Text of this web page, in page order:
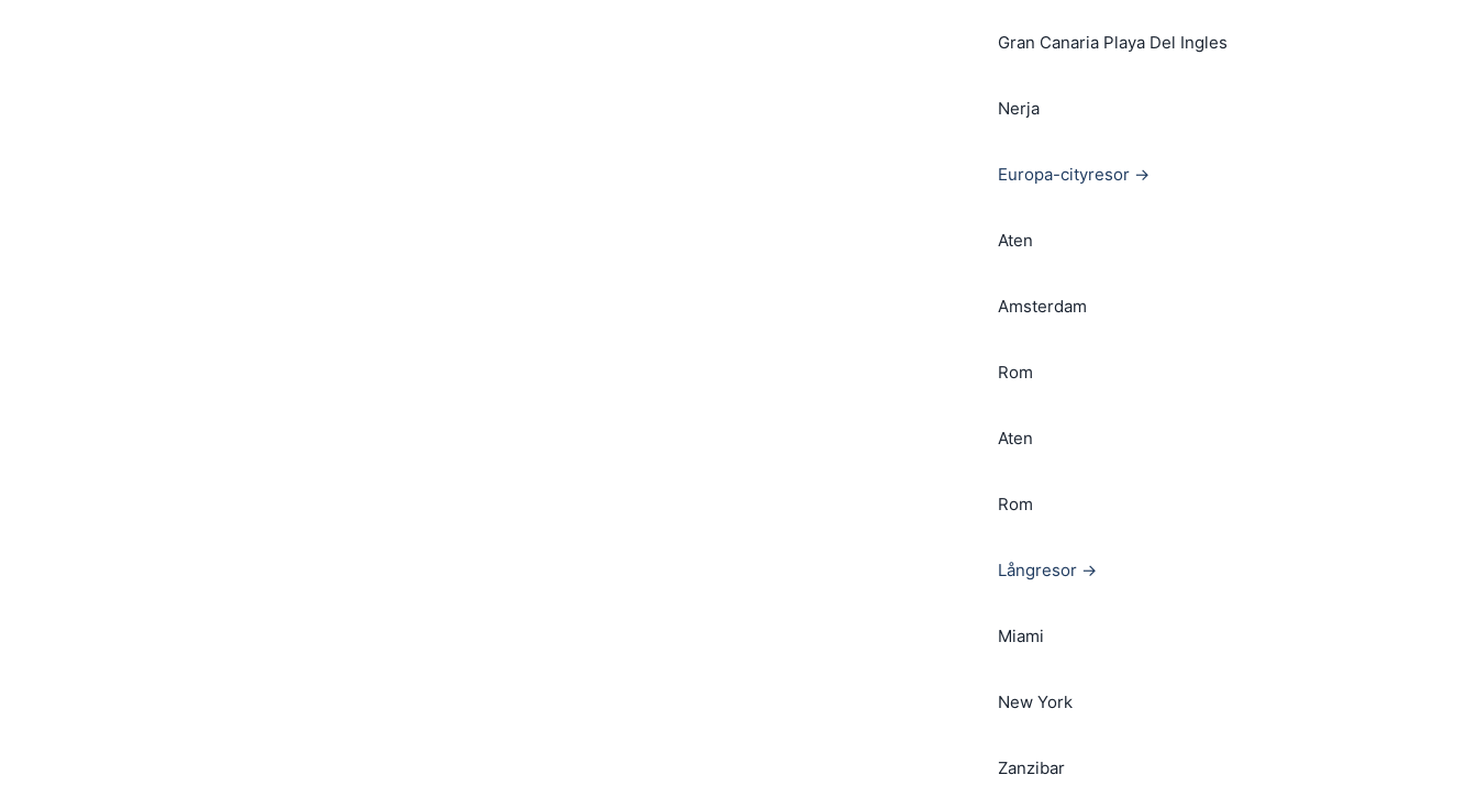
Gran Canaria Playa Del Ingles
Nerja
Europa-cityresor →
Aten
Amsterdam
Rom
Aten
Rom
Långresor →
Miami
New York
Zanzibar